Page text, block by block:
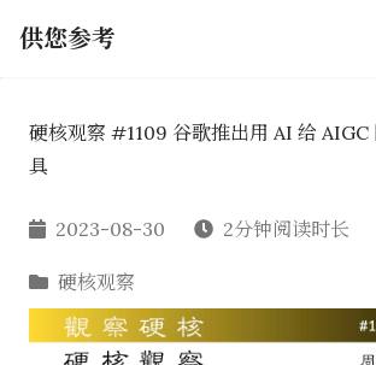
供您参考
硬核观察 #1109 谷歌推出用 AI 给 AIGC
具
2023-08-30 2分钟阅读时长
硬核观察